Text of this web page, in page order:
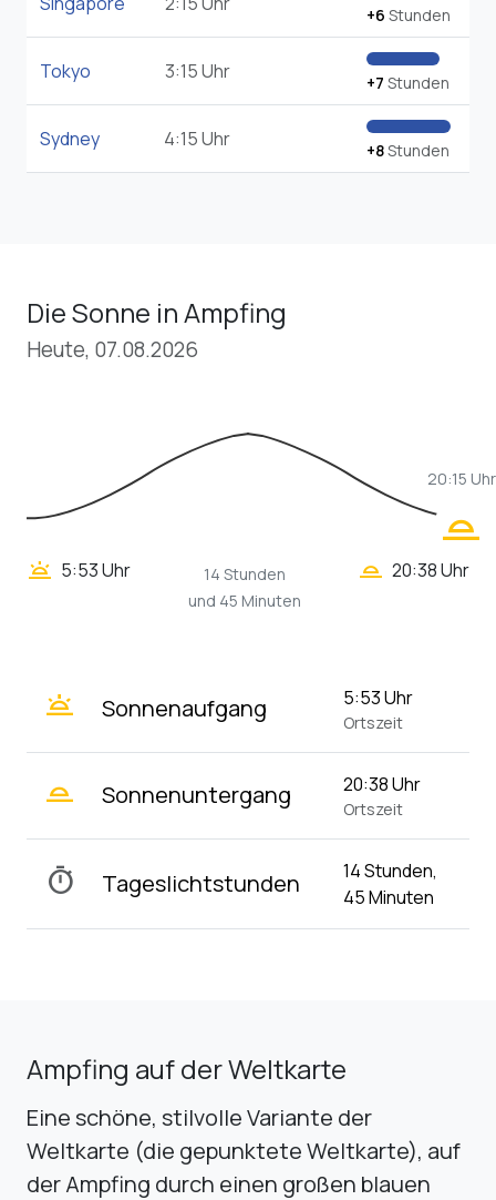
+6 Stunden
Tokyo 3:15 Uhr +7 Stunden
Sydney 4:15 Uhr +8Stunden
Die Sonne in Ampfing
Heute, 07.08.2026
wb_twilight_2
20:15 Uhr
wb_twilight 5:53 Uhr
14 Stunden
und 45 Minuten
wb_twilight_2 20:38 Uhr
wb_twilight Sonnenaufgang 5:53 Uhr
Ortszeit
wb_twilight_2 Sonnenuntergang 20:38 Uhr
Ortszeit
timer Tageslichtstunden
14 Stunden,
45 Minuten
Ampfing auf der Weltkarte
Eine schöne, stilvolle Variante der
Weltkarte (die gepunktete Weltkarte), auf
der Ampfing durch einen großen blauen